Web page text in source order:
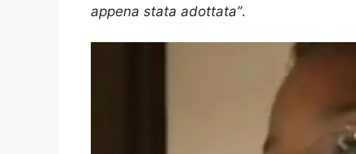
appena stata adottata”.